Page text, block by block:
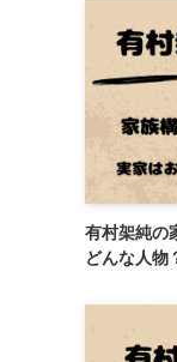
有村架純の
どんな人物